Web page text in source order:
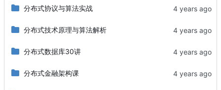
分布式协议与算法实战
分布式技术原理与算法解析
分布式数据库30讲
分布式金融架构课